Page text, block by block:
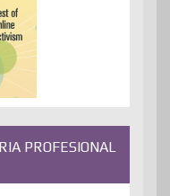
PROFESIONAL